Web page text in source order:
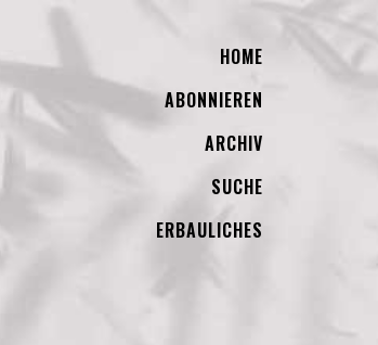
HOME
ABONNIEREN
ARCHIV
SUCHE
ERBAULICHES